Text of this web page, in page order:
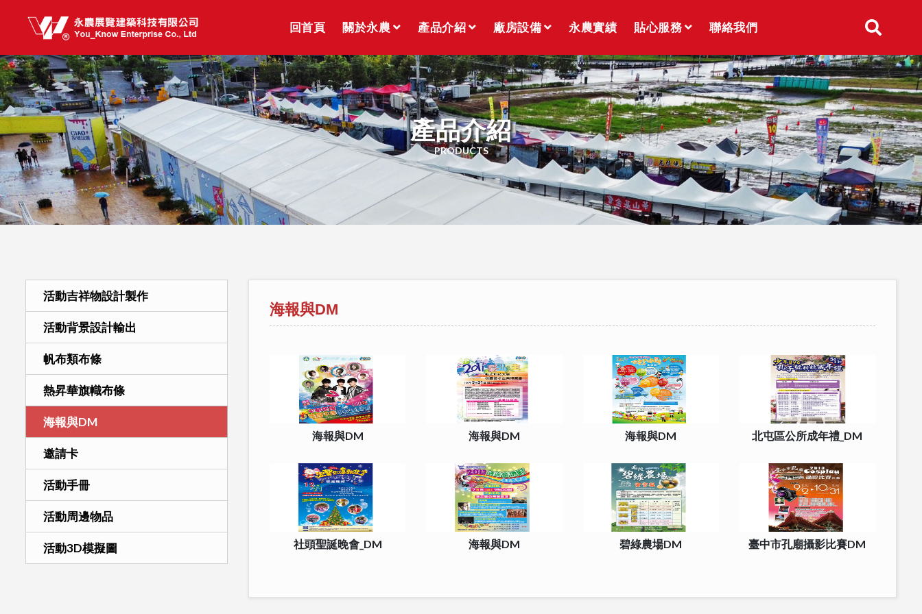
回首頁 關於永農 產品介紹 廠房設備 永農實績 貼心服務 聯絡我們
產品介紹
PRODUCTS
活動吉祥物設計製作
活動背景設計輸出
帆布類布條
熱昇華旗幟布條
海報與DM
邀請卡
活動手冊
活動周邊物品
活動3D模擬圖
海報與DM
海報與DM 海報與DM 海報與DM 北屯區公所成年禮_DM
社頭聖誕晚會_DM 海報與DM 碧綠農場DM 臺中市孔廟攝影比賽DM